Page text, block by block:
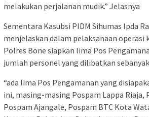
melakukan perjalanan mudik.” Jelasnya
Sementara Kasubsi PIDM Sihumas Ipda
menjelaskan dalam pelaksanaan
Polres Bone siapkan lima Pos
jumlah personel yang dilibatkan
“ada lima Pos Pengamanan yang
ini, masing-masing Pospam Lappa Riaja,
Pospam Ajangale, Pospam BTC Kota